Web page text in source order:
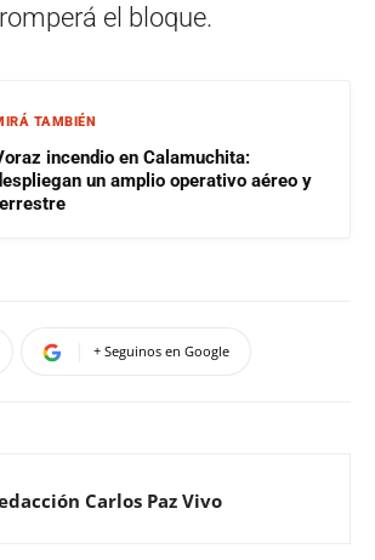
el bloque.
TAMBIÉN
incendio en Calamuchita:
un amplio operativo aéreo y
+ Seguinos en Google
Carlos Paz Vivo